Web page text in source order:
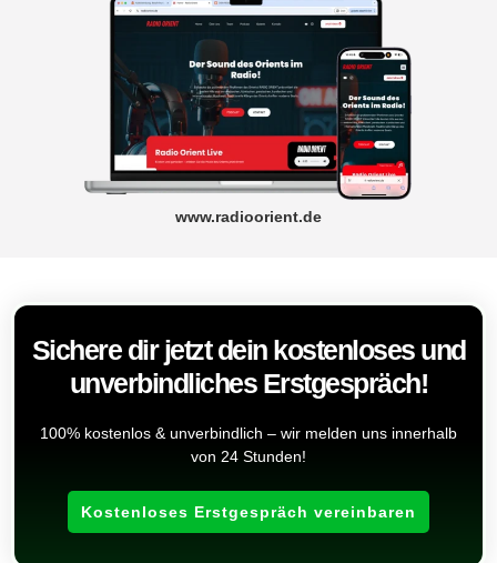
www.radioorient.de
Sichere dir jetzt dein kostenloses und
unverbindliches Erstgespräch!
100% kostenlos & unverbindlich – wir melden uns innerhalb
von 24 Stunden!
Kostenloses Erstgespräch vereinbaren